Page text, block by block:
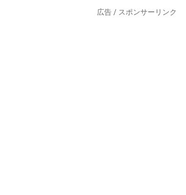
広告 / スポンサーリンク